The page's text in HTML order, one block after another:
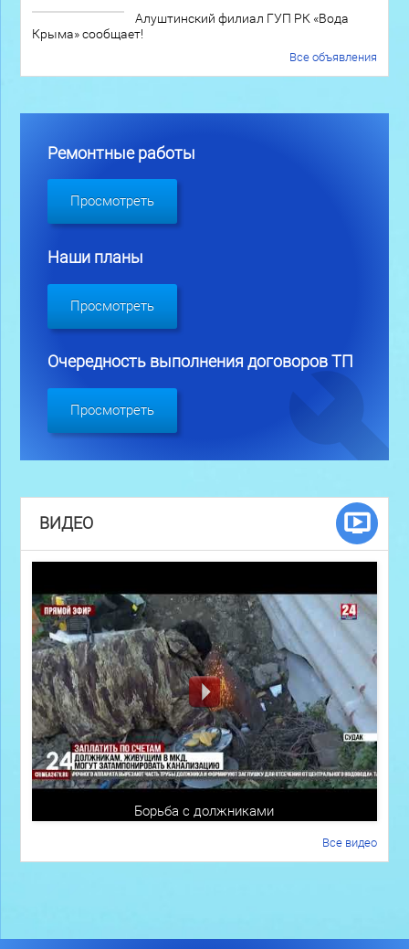
Алуштинский филиал ГУП РК «Вода
Крыма» сообщает!
Все объявления
Ремонтные работы
Просмотреть
Наши планы
Просмотреть
Очередность выполнения договоров ТП
Просмотреть
ВИДЕО
Борьба с должниками
Все видео